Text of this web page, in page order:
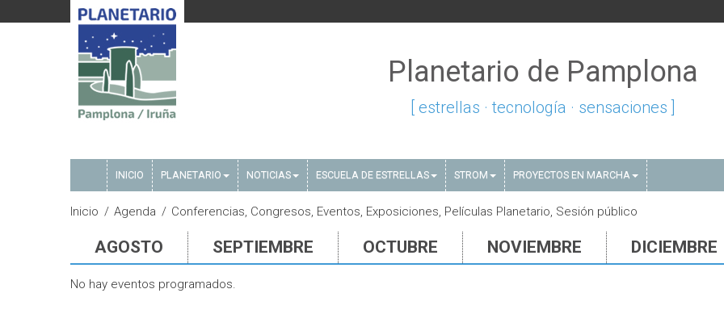
Planetario de Pamplona
[ estrellas · tecnología · sensaciones ]
INICIO PLANETARIO NOTICIAS ESCUELA DE ESTRELLAS STROM PROYECTOS EN MARCHA
Inicio Agenda Conferencias, Congresos, Eventos, Exposiciones, Películas Planetario, Sesión público
AGOSTO SEPTIEMBRE OCTUBRE NOVIEMBRE DICIEMBRE
No hay eventos programados.